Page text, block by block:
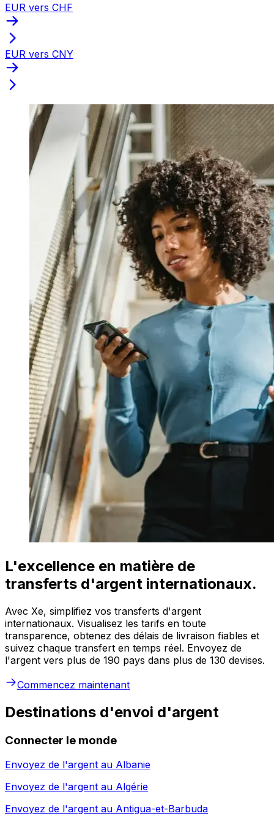
EUR vers CHF
EUR vers CNY
L'excellence en matière de
transferts d'argent internationaux.
Avec Xe, simplifiez vos transferts d'argent
internationaux. Visualisez les tarifs en toute
transparence, obtenez des délais de livraison fiables et
suivez chaque transfert en temps réel. Envoyez de
l'argent vers plus de 190 pays dans plus de 130 devises.
Commencez maintenant
Destinations d'envoi d'argent
Connecter le monde
Envoyez de l'argent au Albanie
Envoyez de l'argent au Algérie
Envoyez de l'argent au Antigua-et-Barbuda